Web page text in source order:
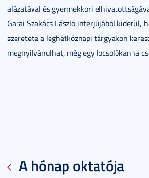
alázatával és gyermekkori
Garai Szakács László interjújából kiderül,
szeretete a leghétköznapi tárgyakon
megnyilvánulhat, még egy locsolókanna
A hónap oktatója